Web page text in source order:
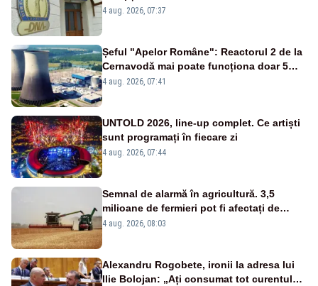
banilor din programul SAFE, interceptată
4 aug. 2026, 07:37
Șeful "Apelor Române": Reactorul 2 de la
Cernavodă mai poate funcționa doar 5
zile
4 aug. 2026, 07:41
UNTOLD 2026, line-up complet. Ce artiști
sunt programați în fiecare zi
4 aug. 2026, 07:44
Semnal de alarmă în agricultură. 3,5
milioane de fermieri pot fi afectați de
strategia pentru conservarea
4 aug. 2026, 08:03
Alexandru Rogobete, ironii la adresa lui
Ilie Bolojan: „Ați consumat tot curentul